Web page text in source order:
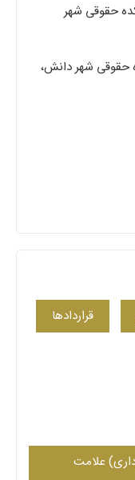
حقوقی شهر
حقوقی شهر دانش،
قراردادها
علامت